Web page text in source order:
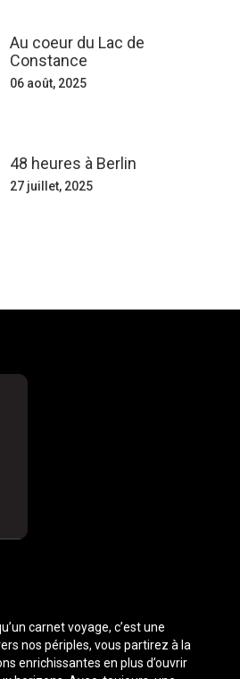
Au coeur du Lac de
Constance
06 août, 2025
48 heures à Berlin
27 juillet, 2025
carnet voyage, c’est une
nos périples, vous partirez à la
enrichissantes en plus d’ouvrir